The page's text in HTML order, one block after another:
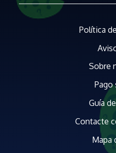
Política
Sobre
Pago
Guía
Contacte
Mapa